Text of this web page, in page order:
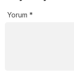
Yorum *